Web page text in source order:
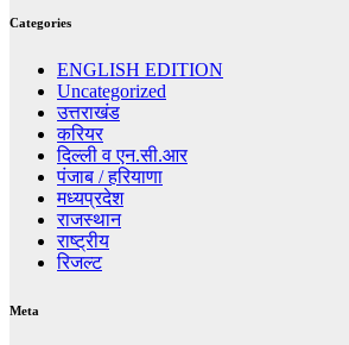
Categories
ENGLISH EDITION
Uncategorized
उत्तराखंड
करियर
दिल्ली व एन.सी.आर
पंजाब / हरियाणा
मध्यप्रदेश
राजस्थान
राष्ट्रीय
रिजल्ट
Meta